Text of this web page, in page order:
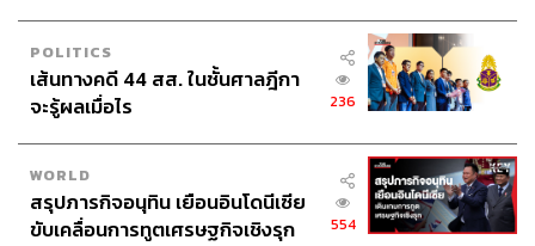
POLITICS
เส้นทางคดี 44 สส. ในชั้นศาลฎีกา
จะรู้ผลเมื่อไร
236
WORLD
สรุปภารกิจอนุทิน เยือนอินโดนีเซีย
ขับเคลื่อนการทูตเศรษฐกิจเชิงรุก
554